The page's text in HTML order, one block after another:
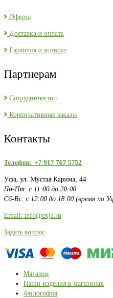
Оферта
Доставка и оплата
Гарантия и возврат
Партнерам
Сотрудничество
Корпоративные заказы
Контакты
Телефон: +7 917 767 5752
Уфа, ул. Мустая Карима, 44
Пн-Пт: с 11:00 до 20:00
Сб-Вс: с 12:00 до 18:00 (время по
Email: info@exje.ru
Задать вопрос
Магазин
Наши изделия в магазинах
Философия